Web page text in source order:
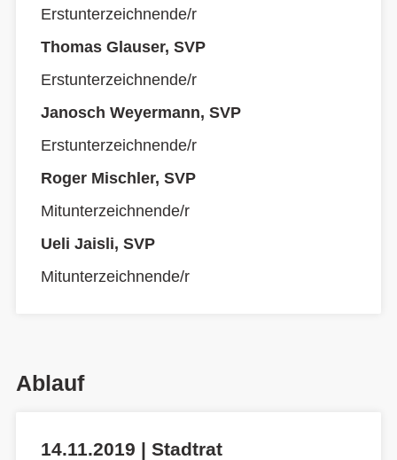
Erstunterzeichnende/r
Thomas Glauser, SVP
Erstunterzeichnende/r
Janosch Weyermann, SVP
Erstunterzeichnende/r
Roger Mischler, SVP
Mitunterzeichnende/r
Ueli Jaisli, SVP
Mitunterzeichnende/r
Ablauf
14.11.2019 | Stadtrat